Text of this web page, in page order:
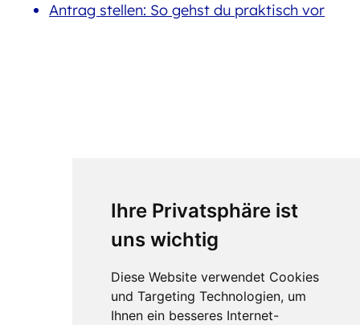
Ihre Privatsphäre ist
uns wichtig
Diese Website verwendet Cookies
und Targeting Technologien, um
Ihnen ein besseres Internet-
Antrag stellen: So gehst du praktisch vor